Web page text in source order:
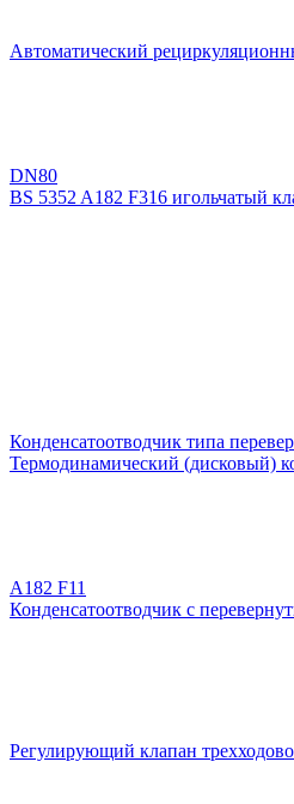
Автоматический
DN80
BS 5352 A182 F316 игольчатый
Конденсатоотводчик типа
Термодинамический (дисковый)
A182 F11
Конденсатоотводчик с
Регулирующий клапан